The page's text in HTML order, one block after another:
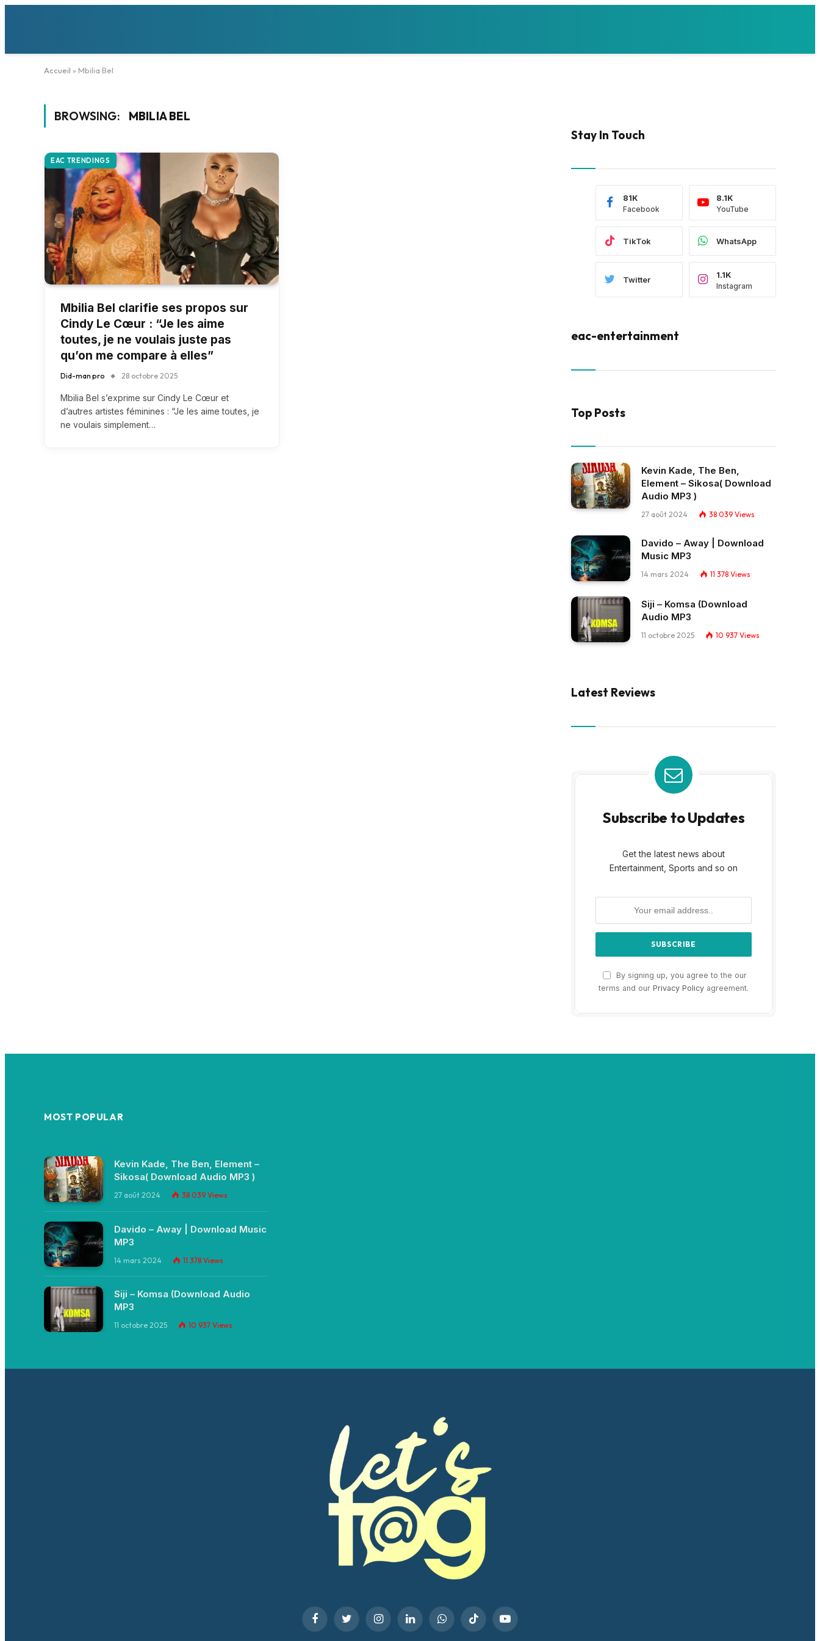
Accueil » Mbilia Bel
BROWSING: MBILIA BEL
EAC TRENDINGS
Mbilia Bel clarifie ses propos sur
Cindy Le Cœur : “Je les aime
toutes, je ne voulais juste pas
qu’on me compare à elles”
Did-man pro 28 octobre 2025
Mbilia Bel s’exprime sur Cindy Le Cœur et
d’autres artistes féminines : “Je les aime toutes, je
ne voulais simplement…
Stay In Touch
Facebook
81K
YouTube
8.1K
TikTok WhatsApp
Twitter
Instagram
1.1K
eac-entertainment
Top Posts
Kevin Kade, The Ben,
Element – Sikosa( Download
Audio MP3 )
27 août 2024 38 039 Views
Davido – Away | Download
Music MP3
14 mars 2024 11 378 Views
Siji – Komsa (Download
Audio MP3
11 octobre 2025 10 937 Views
Latest Reviews
Subscribe to Updates
Get the latest news about
Entertainment, Sports and so on
By signing up, you agree to the our
terms and our Privacy Policy agreement.
MOST POPULAR
Kevin Kade, The Ben, Element –
Sikosa( Download Audio MP3 )
27 août 2024 38 039 Views
Davido – Away | Download Music
MP3
14 mars 2024 11 378 Views
Siji – Komsa (Download Audio
MP3
11 octobre 2025 10 937 Views
FacebookTwitter InstagramLinkedInWhatsAppTikTok YouTube